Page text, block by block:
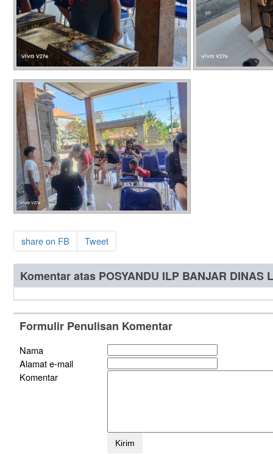
share on FB Tweet
Komentar atas POSYANDU ILP BANJAR DINAS
Formulir Penulisan Komentar
Nama
Alamat e-mail
Komentar